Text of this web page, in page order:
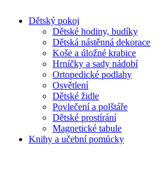
Dětský pokoj
Dětské hodiny, budíky
Dětská nástěnná dekorace
Koše a úložné krabice
Hrníčky a sady nádobí
Ortopedické podlahy
Osvětlení
Dětské židle
Povlečení a polštáře
Dětské prostírání
Magnetické tabule
Knihy a učební pomůcky